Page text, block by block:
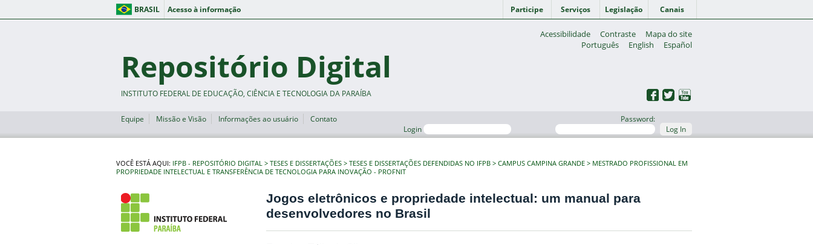
BRASIL Acesso à informação Participe Serviços Legislação Canais
Acessibilidade Contraste
Mapa do site
Português
English Español
Repositório Digital
INSTITUTO FEDERAL DE EDUCAÇÃO, CIÊNCIA E TECNOLOGIA DA PARAÍBA
Equipe Missão e Visão Informações ao usuário
Contato
Login
Password:
Log In
VOCÊ ESTÁ AQUI: IFPB - REPOSITÓRIO DIGITAL TESES E DISSERTAÇÕES TESES E DISSERTAÇÕES DEFENDIDAS NO IFPB CAMPUS CAMPINA GRANDE
MESTRADO PROFISSIONAL EM
PROPRIEDADE INTELECTUAL E TRANSFERÊNCIA DE TECNOLOGIA PARA INOVAÇÃO - PROFNIT
Jogos eletrônicos e propriedade intelectual: um manual para
desenvolvedores no Brasil